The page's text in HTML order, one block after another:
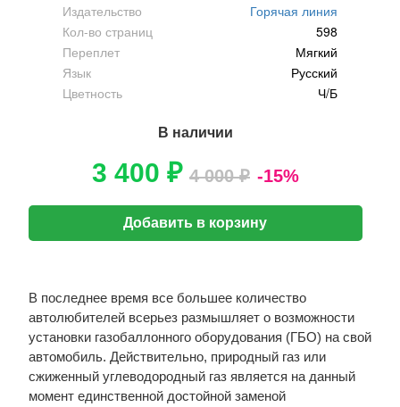
Издательство
Горячая линия
Кол-во страниц
598
Переплет
Мягкий
Язык
Русский
Цветность
Ч/Б
В наличии
3 400 ₽ 4 000 ₽ -15%
Добавить в корзину
В последнее время все большее количество
автолюбителей всерьез размышляет о возможности
установки газобаллонного оборудования (ГБО) на свой
автомобиль. Действительно, природный газ или
сжиженный углеводородный газ является на данный
момент единственной достойной заменой